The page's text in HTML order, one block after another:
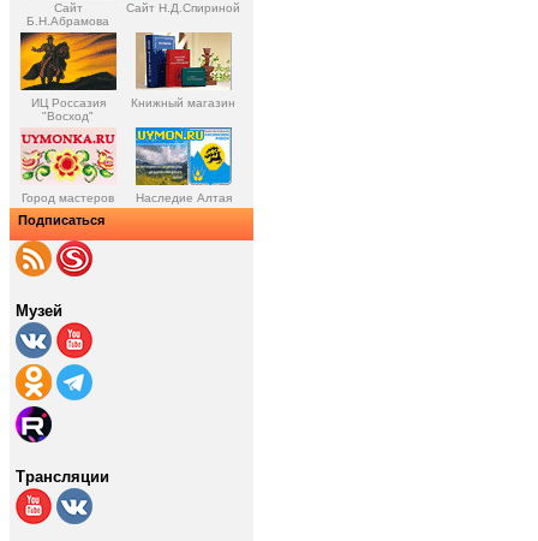
Сайт
Б.Н.Абрамова
Сайт Н.Д.Спириной
ИЦ Россазия
"Восход"
Книжный магазин
Город мастеров Наследие Алтая
Подписаться
Музей
Трансляции